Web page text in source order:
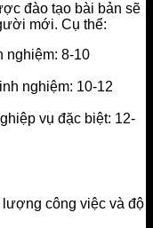
đào tạo bài bản sẽ
mới. Cụ thể:
nghiệm: 8-10
nghiệm: 10-12
vụ đặc biệt: 12-
công việc và độ